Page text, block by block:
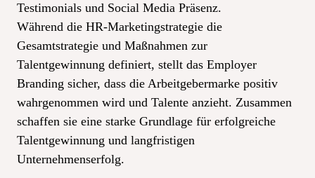
Testimonials und Social Media Präsenz.
Während die HR-Marketingstrategie die
Gesamtstrategie und Maßnahmen zur
Talentgewinnung definiert, stellt das Employer
Branding sicher, dass die Arbeitgebermarke positiv
wahrgenommen wird und Talente anzieht. Zusammen
schaffen sie eine starke Grundlage für erfolgreiche
Talentgewinnung und langfristigen
Unternehmenserfolg.